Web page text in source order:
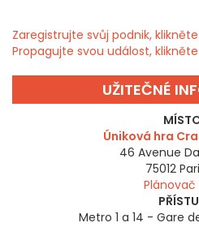
Zaregistrujte svůj podnik,
Propagujte svou událost,
UŽITEČNÉ
Úniková hra
46 Avenue
75012
Plánovač
Metro 1 a 14 - Gare